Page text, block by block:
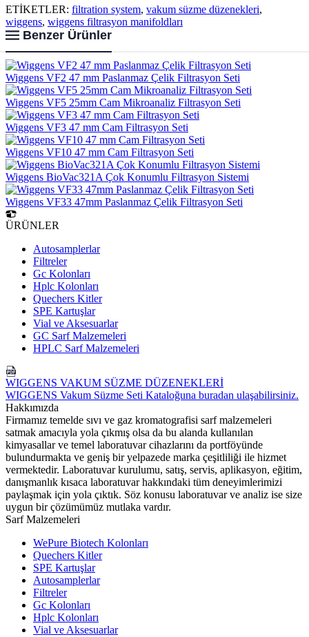
ETİKETLER: filtration system, vakum süzme düzenekleri,
wiggens, wiggens filtrasyon manifoldları
Benzer Ürünler
Wiggens VF2 47 mm Paslanmaz Çelik Filtrasyon Seti
Wiggens VF5 25mm Cam Mikroanaliz Filtrasyon Seti
Wiggens VF3 47 mm Cam Filtrasyon Seti
Wiggens VF10 47 mm Cam Filtrasyon Seti
Wiggens BioVac321A Çok Konumlu Filtrasyon Sistemi
Wiggens VF33 47mm Paslanmaz Çelik Filtrasyon Seti
ÜRÜNLER
Autosamplerlar
Filtreler
Gc Kolonları
Hplc Kolonları
Quechers Kitler
SPE Kartuşlar
Vial ve Aksesuarlar
GC Sarf Malzemeleri
HPLC Sarf Malzemeleri
WIGGENS VAKUM SÜZME DÜZENEKLERİ
WIGGENS Vakum Süzme Seti Kataloğuna buradan ulaşabilirsiniz.
Hakkımızda
Firmamız temelde sıvı ve gaz kromatografisi sarf malzemeleri
satmak amacıyla yola çıkmış olsa da bu alanda kullanılan
kimyasallar ve temel laboratuvar cihazlarını da portföyünde
bulundurmakta ve geniş bir yelpazede marka çeşitliliği ile hizmet
vermektedir. Laboratuvar kurulumu, satış, servis, aplikasyon, eğitim,
danışmanlık kısaca laboratuvar hakkındaki tüm deneyimlerimizi
paylaşmak için yola çıktık. Söz konusu laboratuvar ve analiz ise size
uygun bir çözümümüz mutlaka vardır.
Sarf Malzemeleri
WePure Biotech Kolonları
Quechers Kitler
SPE Kartuşlar
Autosamplerlar
Filtreler
Gc Kolonları
Hplc Kolonları
Vial ve Aksesuarlar